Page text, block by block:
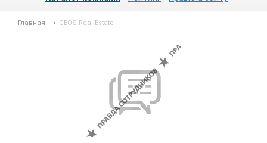
Главная GEOS Real Estate